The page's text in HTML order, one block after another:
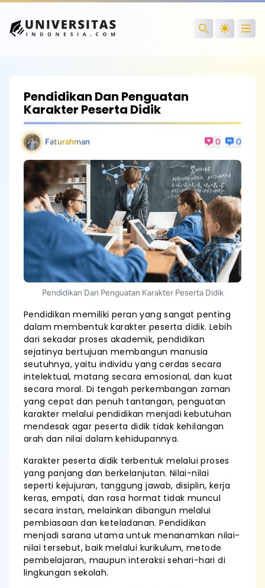
Search
Pendidikan Dan Penguatan
Karakter Peserta Didik
Faturahman 0 0
Pendidikan Dan Penguatan Karakter Peserta Didik
Pendidikan memiliki peran yang sangat penting
dalam membentuk karakter peserta didik. Lebih
dari sekadar proses akademik, pendidikan
sejatinya bertujuan membangun manusia
seutuhnya, yaitu individu yang cerdas secara
intelektual, matang secara emosional, dan kuat
secara moral. Di tengah perkembangan zaman
yang cepat dan penuh tantangan, penguatan
karakter melalui pendidikan menjadi kebutuhan
mendesak agar peserta didik tidak kehilangan
arah dan nilai dalam kehidupannya.
Karakter peserta didik terbentuk melalui proses
yang panjang dan berkelanjutan. Nilai-nilai
seperti kejujuran, tanggung jawab, disiplin, kerja
keras, empati, dan rasa hormat tidak muncul
secara instan, melainkan dibangun melalui
pembiasaan dan keteladanan. Pendidikan
menjadi sarana utama untuk menanamkan nilai-
nilai tersebut, baik melalui kurikulum, metode
pembelajaran, maupun interaksi sehari-hari di
lingkungan sekolah.